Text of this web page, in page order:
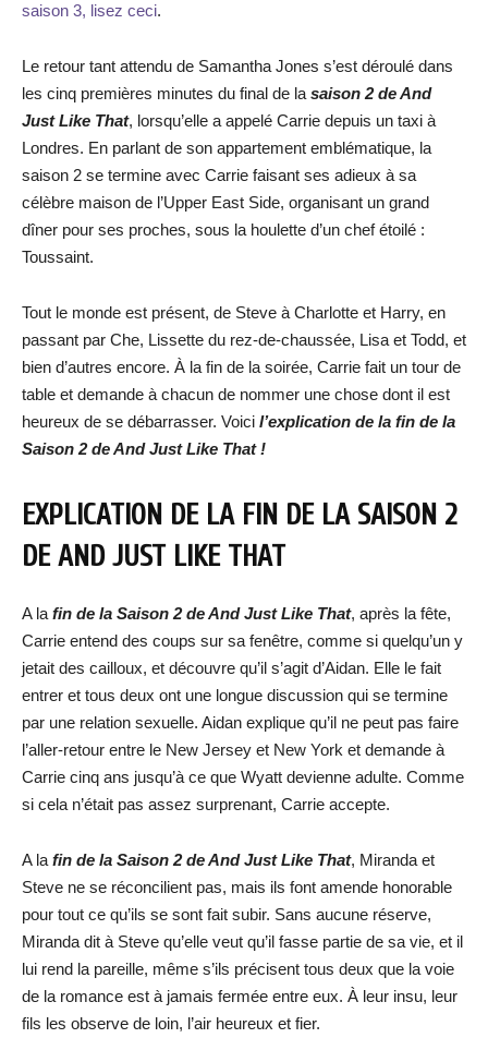
saison 3, lisez ceci.
Le retour tant attendu de Samantha Jones s’est déroulé dans
les cinq premières minutes du final de la saison 2 de And
Just Like That, lorsqu’elle a appelé Carrie depuis un taxi à
Londres. En parlant de son appartement emblématique, la
saison 2 se termine avec Carrie faisant ses adieux à sa
célèbre maison de l’Upper East Side, organisant un grand
dîner pour ses proches, sous la houlette d’un chef étoilé :
Toussaint.
Tout le monde est présent, de Steve à Charlotte et Harry, en
passant par Che, Lissette du rez-de-chaussée, Lisa et Todd, et
bien d’autres encore. À la fin de la soirée, Carrie fait un tour de
table et demande à chacun de nommer une chose dont il est
heureux de se débarrasser. Voici l’explication de la fin de la
Saison 2 de And Just Like That !
EXPLICATION DE LA FIN DE LA SAISON 2
DE AND JUST LIKE THAT
A la fin de la Saison 2 de And Just Like That, après la fête,
Carrie entend des coups sur sa fenêtre, comme si quelqu’un y
jetait des cailloux, et découvre qu’il s’agit d’Aidan. Elle le fait
entrer et tous deux ont une longue discussion qui se termine
par une relation sexuelle. Aidan explique qu’il ne peut pas faire
l’aller-retour entre le New Jersey et New York et demande à
Carrie cinq ans jusqu’à ce que Wyatt devienne adulte. Comme
si cela n’était pas assez surprenant, Carrie accepte.
A la fin de la Saison 2 de And Just Like That, Miranda et
Steve ne se réconcilient pas, mais ils font amende honorable
pour tout ce qu’ils se sont fait subir. Sans aucune réserve,
Miranda dit à Steve qu’elle veut qu’il fasse partie de sa vie, et il
lui rend la pareille, même s’ils précisent tous deux que la voie
de la romance est à jamais fermée entre eux. À leur insu, leur
fils les observe de loin, l’air heureux et fier.